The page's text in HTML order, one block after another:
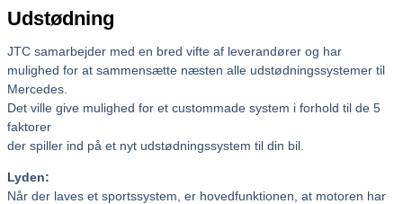
Udstødning
JTC samarbejder med en bred vifte af leverandører og har
mulighed for at sammensætte næsten alle udstødningssystemer til
Mercedes.
Det ville give mulighed for et custommade system i forhold til de 5
faktorer
der spiller ind på et nyt udstødningssystem til din bil.
Lyden:
Når der laves et sportssystem, er hovedfunktionen, at motoren har